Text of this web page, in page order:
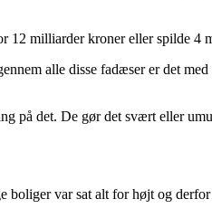
milliarder kroner eller spilde 4
alle disse fadæser er det
på det. De gør det svært eller
var sat alt for højt og